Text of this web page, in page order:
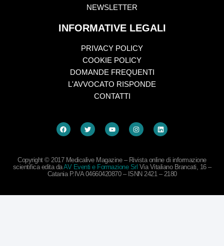
NEWSLETTER
INFORMATIVE LEGALI
PRIVACY POLICY
COOKIE POLICY
DOMANDE FREQUENTI
L'AVVOCATO RISPONDE
CONTATTI
Copyright © 2017 Medicalive Magazine – Rivista online di informazione
scientifica edita daAV Eventi e Formazione Srl Via Vitaliano Brancati, 16 –
Catania P.IVA 04660420870 – ISNN 2421 – 2180